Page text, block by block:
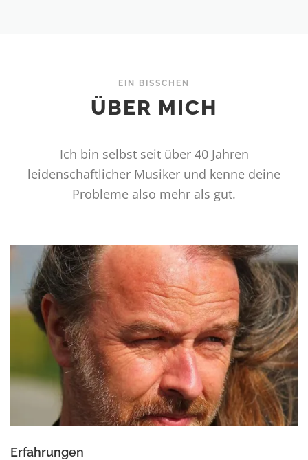
EIN BISSCHEN
ÜBER MICH
Ich bin selbst seit über 40 Jahren
leidenschaftlicher Musiker und kenne deine
Probleme also mehr als gut.
Erfahrungen